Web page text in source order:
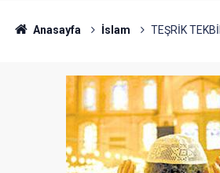
Anasayfa İslam TEŞRİK